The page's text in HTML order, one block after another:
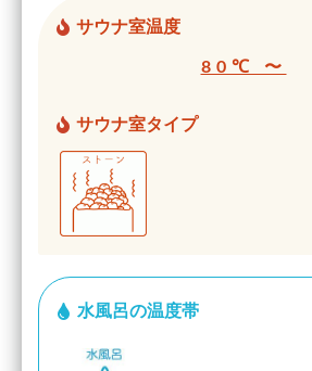
サウナ室温度
80℃ 〜
サウナ室タイプ
水風呂の温度帯